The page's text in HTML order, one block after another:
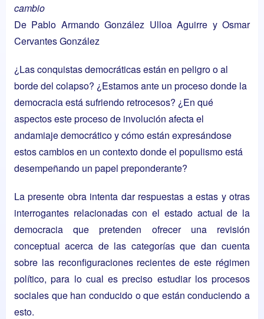
cambio
De Pablo Armando González Ulloa Aguirre y Osmar
Cervantes González
¿Las conquistas democráticas están en peligro o al
borde del colapso? ¿Estamos ante un proceso donde la
democracia está sufriendo retrocesos? ¿En qué
aspectos este proceso de involución afecta el
andamiaje democrático y cómo están expresándose
estos cambios en un contexto donde el populismo está
desempeñando un papel preponderante?
La presente obra intenta dar respuestas a estas y otras
interrogantes relacionadas con el estado actual de la
democracia que pretenden ofrecer una revisión
conceptual acerca de las categorías que dan cuenta
sobre las reconfiguraciones recientes de este régimen
político, para lo cual es preciso estudiar los procesos
sociales que han conducido o que están conduciendo a
esto.